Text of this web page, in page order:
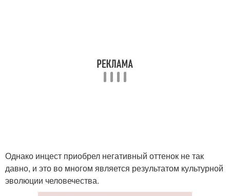
Однако инцест приобрел негативный оттенок не так
давно, и это во многом является результатом культурной
эволюции человечества.